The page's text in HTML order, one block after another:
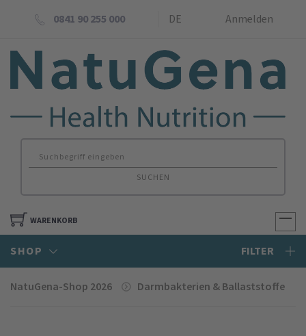
0841 90 255 000 DE Anmelden
SUCHEN
WARENKORB
SHOP FILTER
NatuGena-Shop 2026 Darmbakterien & Ballaststoffe